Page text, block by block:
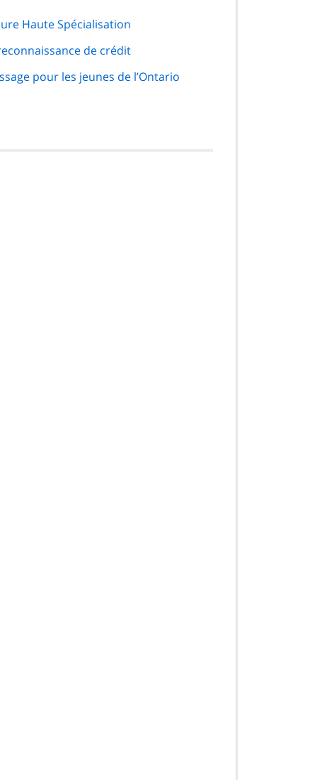
Haute Spécialisation
de crédit
pour les jeunes de l’Ontario